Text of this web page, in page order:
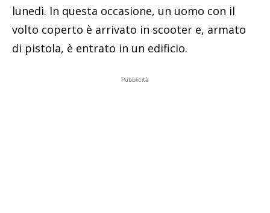
lunedì. In questa occasione, un uomo con il
volto coperto è arrivato in scooter e, armato
di pistola, è entrato in un edificio.
Pubblicità